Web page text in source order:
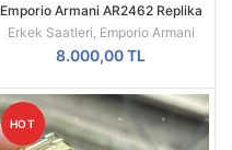
Emporio Armani AR2462 Replika
Erkek Kol Saati
Erkek Saatleri Emporio Armani
8.000,00TL
HOT